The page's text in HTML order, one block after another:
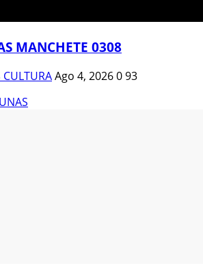
MANCHETE 0308
CULTURAAgo 4, 2026093